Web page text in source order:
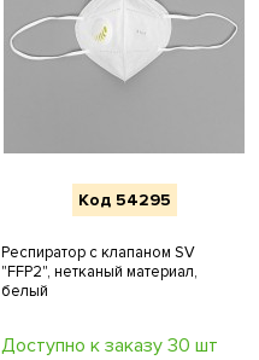
Код 54295
Респиратор с клапаном SV
"FFP2", нетканый материал,
белый
Доступно к заказу 30 шт